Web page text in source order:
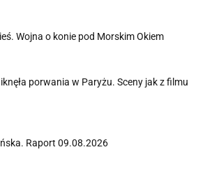
Wojna o konie pod Morskim Okiem
porwania w Paryżu. Sceny jak z filmu
Raport 09.08.2026